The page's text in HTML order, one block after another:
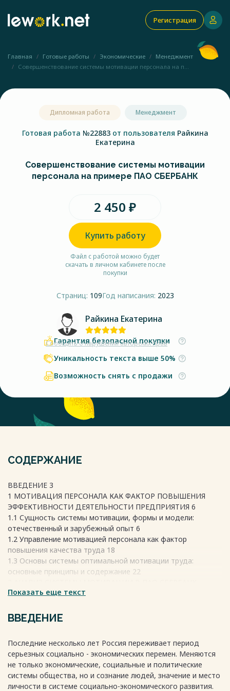
Регистрация
Главная Готовые работы Экономические
Менеджмент
Совершенствование системы мотивации персонала на п...
Дипломная работа Менеджмент
Готовая работа №22883 от пользователя Райкина
Екатерина
Совершенствование системы мотивации
персонала на примере ПАО СБЕРБАНК
2 450 ₽
Купить работу
Файл с работой можно будет
скачать в личном кабинете после
покупки
Страниц: 109Год написания: 2023
Райкина Екатерина
Сообщить о нарушении авторских прав
Гарантия безопасной покупки
Уникальность текста выше 50%
Возможность снять с продажи
СОДЕРЖАНИЕ
ВВЕДЕНИЕ 3
1 МОТИВАЦИЯ ПЕРСОНАЛА КАК ФАКТОР ПОВЫШЕНИЯ
ЭФФЕКТИВНОСТИ ДЕЯТЕЛЬНОСТИ ПРЕДПРИЯТИЯ 6
1.1 Сущность системы мотивации, формы и модели:
отечественный и зарубежный опыт 6
1.2 Управление мотивацией персонала как фактор
повышения качества труда 18
1.3 Основы системы оптимальной мотивации труда:
основные принципы и содержание 22
РОССИИ 35
СБЕРБАНК России 35
2.2 Характеристика персонала ПАО СБЕРБАНК РОССИИ 43
ПАО СБЕРБАНК России 50
3 СОВЕРШЕНСТВОВАНИЕ СИСТЕМЫ МОТИВАЦИИ
ПЕРСОНАЛА ПАО СБЕРБАНК РОССИИ 68
3.1 Рекомендации по совершенствованию системы
Показать еще текст
ВВЕДЕНИЕ
Последние несколько лет Россия переживает период
серьезных социально - экономических перемен. Меняются
не только экономические, социальные и политические
системы общества, но и сознание людей, значение и место
личности в системе социально-экономического развития.